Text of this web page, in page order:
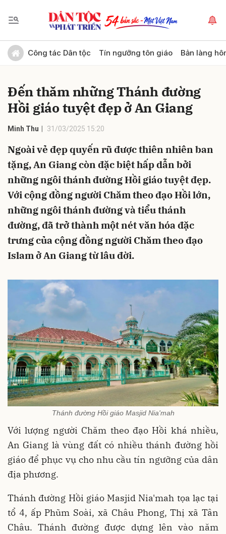
Công tác Dân tộc Tín ngưỡng tôn giáo Bản làng
Đến thăm những Thánh đường
Hồi giáo tuyệt đẹp ở An Giang
Minh Thu 31/03/2025 15:20
Ngoài vẻ đẹp quyến rũ được thiên nhiên ban
tặng, An Giang còn đặc biệt hấp dẫn bởi
những ngôi thánh đường Hồi giáo tuyệt đẹp.
Với cộng đồng người Chăm theo đạo Hồi lớn,
những ngôi thánh đường và tiểu thánh
đường, đã trở thành một nét văn hóa đặc
trưng của cộng đồng người Chăm theo đạo
Islam ở An Giang từ lâu đời.
Thánh đường Hồi giáo Masjid Nia'mah
Với lượng người Chăm theo đạo Hồi khá nhiều,
An Giang là vùng đất có nhiều thánh đường hồi
giáo để phục vụ cho nhu cầu tín ngưỡng của dân
địa phương.
Thánh đường Hồi giáo Masjid Nia'mah tọa lạc tại
tổ 4, ấp Phũm Soài, xã Châu Phong, Thị xã Tân
Châu. Thánh đường được dựng lên vào năm
Gửi bình luận
Hủy Gửi